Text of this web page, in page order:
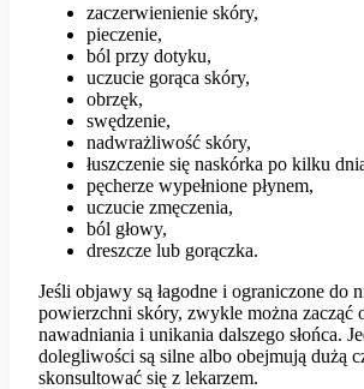
zaczerwienienie skóry,
pieczenie,
ból przy dotyku,
uczucie gorąca skóry,
obrzęk,
swędzenie,
nadwrażliwość skóry,
łuszczenie się naskórka po kilku
pęcherze wypełnione płynem,
uczucie zmęczenia,
ból głowy,
dreszcze lub gorączka.
Jeśli objawy są łagodne i ograniczone do
powierzchni skóry, zwykle można zacząć
nawadniania i unikania dalszego słońca.
dolegliwości są silne albo obejmują dużą
skonsultować się z lekarzem.